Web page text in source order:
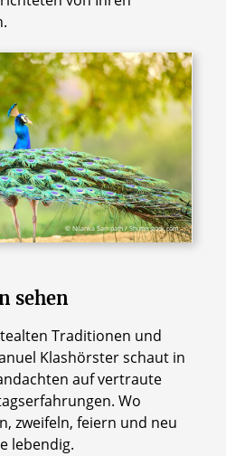
© Nilanka Sampath / Shutterstock.com
sehen
Traditionen und
Klashörster schaut in
auf vertraute
Wo
zweifeln, feiern und neu
lebendig.